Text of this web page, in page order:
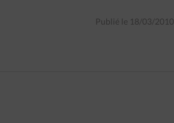
Publié le 18/03/2010